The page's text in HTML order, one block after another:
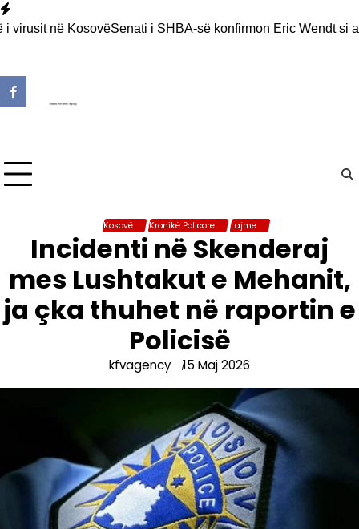
Skip
to
në KosovëSenati i SHBA-së konfirmon Eric Wendt si
Kosovë Kronikë Policore Lajme
Incidenti në Skenderaj
mes Lushtakut e Mehanit,
ja çka thuhet në raportin e
Policisë
kfvagency 15 Maj 2026